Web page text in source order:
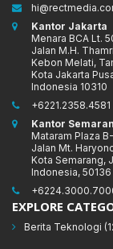
Kantor Jakarta
Menara BCA Lt.
Jalan M.H.
Kebon Melati,
Kota Jakarta
Indonesia 10310
+6221.2358.4581
Kantor
Mataram Plaza
Jalan Mt.
Kota Semarang,
Indonesia, 50136
EXPLORE
Berita Teknologi